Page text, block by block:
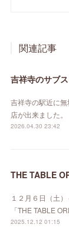
関連記事
吉祥寺のサブ
吉祥寺の駅近に
店が出来ました
2026.04.30 23:42
THE TABLE
１２月６日（土
「THE TABLE
2025.12.12 01:15